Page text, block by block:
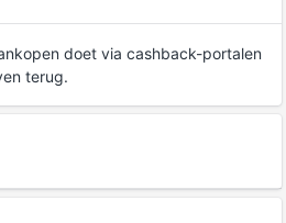
doet via cashback-portalen
terug.